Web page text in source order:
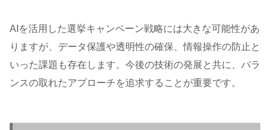
AIを活用した選挙キャンペーン戦略には大きな可能性があ
りますが、データ保護や透明性の確保、情報操作の防止と
いった課題も存在します。今後の技術の発展と共に、バラ
ンスの取れたアプローチを追求することが重要です。